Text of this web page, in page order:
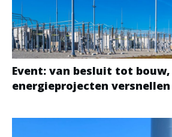
Event: van besluit tot bouw,
energieprojecten versnellen